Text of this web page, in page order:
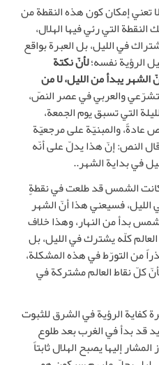
تعني إمكان كون هذه النقطة من
التي رئي فيها الهلال،
في الليل، بل العبرة بواقع
الرؤية نفسه؛لأنّ نكتة
يبدأ من الليل، لا من
والعربي في عصر النصّ،
التي تسبق يوم الجمعة،
عادةً، والمبنيّة على مرجعيّة
قال النص: إنّ هذا يدلّ على أنّه
في بداية الشهر..
الشمس قد طلعت في نقطةٍ
الليل، فسيعني هذا أنّ الشهر
بدأ من النهار، وهذا خلاف
كلّه يشترك في الليل، بل
من التورّط في هذه المشكلة،
كلّ نقاط العالم مشتركة في
كفاية الرؤية في الشرق للثبوت
قد بدأ في الغرب بعد طلوع
إليها يصبح الهلال ثابتاً